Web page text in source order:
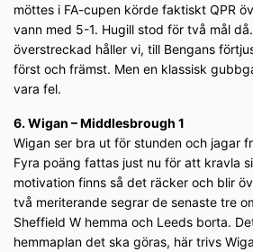
möttes i FA-cupen körde faktiskt QPR
vann med 5-1. Hugill stod för två mål
överstreckad håller vi, till Bengans
först och främst. Men en klassisk
vara fel.
6. Wigan – Middlesbrough 1
Wigan ser bra ut för stunden och jagar
Fyra poäng fattas just nu för att kravla
motivation finns så det räcker och blir
två meriterande segrar de senaste tre
Sheffield W hemma och Leeds borta.
hemmaplan det ska göras, här trivs